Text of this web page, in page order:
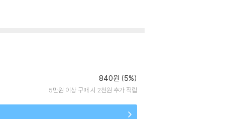
840원 (5%)
5만원 이상 구매 시 2천원 추가 적립